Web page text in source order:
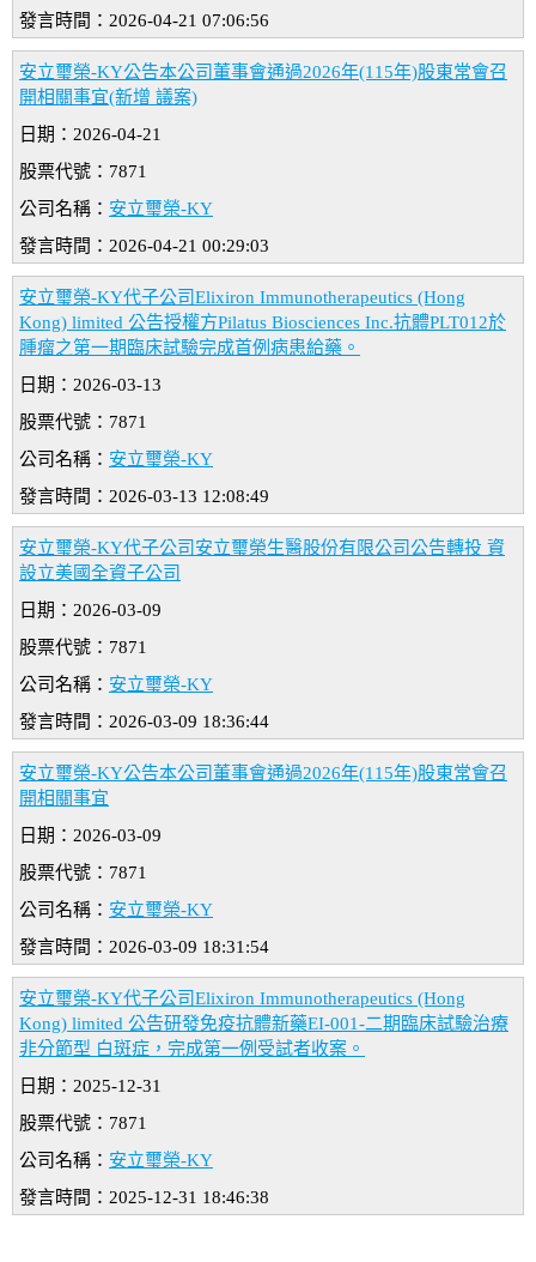
發言時間：2026-04-21 07:06:56
安立璽榮-KY公告本公司董事會通過2026年(115年)股東常會召
開相關事宜(新增 議案)
日期：2026-04-21
股票代號：7871
公司名稱： 安立璽榮-KY
發言時間：2026-04-21 00:29:03
安立璽榮-KY代子公司Elixiron Immunotherapeutics (Hong
Kong) limited 公告授權方Pilatus Biosciences Inc.抗體PLT012於
腫瘤之第一期臨床試驗完成首例病患給藥。
日期：2026-03-13
股票代號：7871
公司名稱： 安立璽榮-KY
發言時間：2026-03-13 12:08:49
安立璽榮-KY代子公司安立璽榮生醫股份有限公司公告轉投 資
設立美國全資子公司
日期：2026-03-09
股票代號：7871
公司名稱： 安立璽榮-KY
發言時間：2026-03-09 18:36:44
安立璽榮-KY公告本公司董事會通過2026年(115年)股東常會召
開相關事宜
日期：2026-03-09
股票代號：7871
公司名稱： 安立璽榮-KY
發言時間：2026-03-09 18:31:54
安立璽榮-KY代子公司Elixiron Immunotherapeutics (Hong
Kong) limited 公告研發免疫抗體新藥EI-001-二期臨床試驗治療
非分節型 白斑症，完成第一例受試者收案。
日期：2025-12-31
股票代號：7871
公司名稱： 安立璽榮-KY
發言時間：2025-12-31 18:46:38